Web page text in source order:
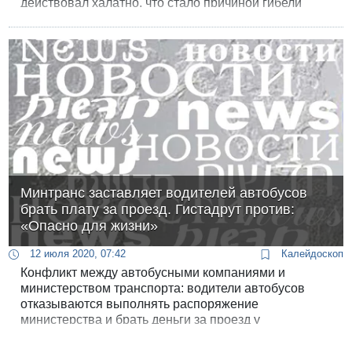
действовал халатно, что стало причиной гибели
Обвинение собирается потребовать лишения его
свободы сроком на 5 лет
Минтранс заставляет водителей автобусов
брать плату за проезд. Гистадрут против:
«Опасно для жизни»
12 июля 2020, 07:42 Калейдоскоп
Конфликт между автобусными компаниями и
министерством транспорта: водители автобусов
отказываются выполнять распоряжение
министерства и брать деньги за проезд у